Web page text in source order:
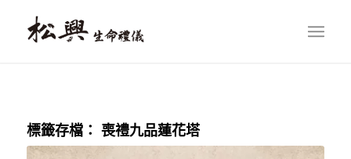
標籤存檔： 喪禮九品蓮花塔